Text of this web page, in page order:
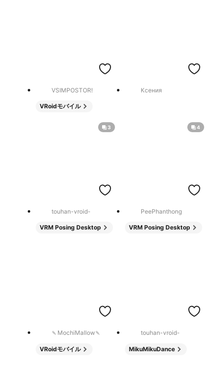
VSIMPOSTOR!
VRoidモバイル
Ксения
3
touhan-vroid-
VRM Posing Desktop
4
PeePhanthong
VRM Posing Desktop
🍡MochiMallow🍡
VRoidモバイル
touhan-vroid-
MikuMikuDance